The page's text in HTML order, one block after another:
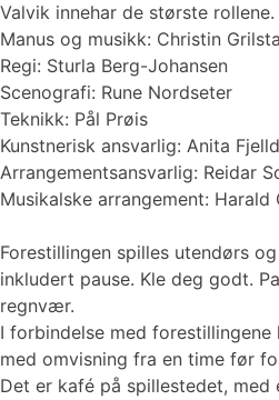
Valvik innehar de største rollene.
Manus og musikk: Christin
Regi: Sturla Berg-Johansen
Scenografi: Rune Nordseter
Teknikk: Pål Prøis
Kunstnerisk ansvarlig: Anita
Arrangementsansvarlig: Reidar
Musikalske arrangement: Harald
Forestillingen spilles utendørs
inkludert pause. Kle deg godt.
regnvær.
I forbindelse med forestillingene
med omvisning fra en time før
Det er kafé på spillestedet, med